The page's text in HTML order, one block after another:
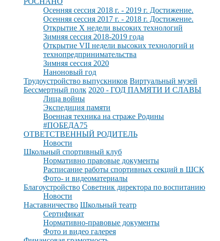
Осенняя сессия 2018 г. - 2019 г. Достижение.
Осенняя сессия 2017 г. - 2018 г. Достижение.
Открытие X недели высоких технологий
Зимняя сессия 2018-2019 года
Открытие VII недели высоких технологий и
технопредпринимательства
Зимняя сессия 2020
Наноновый год
Трудоустройство выпускников Виртуальный музей
Бессмертный полк 2020 - ГОД ПАМЯТИ И СЛАВЫ
Лица войны
Экспедиция памяти
Военная техника на страже Родины
#ПОБЕДА75
ОТВЕТСТВЕННЫЙ РОДИТЕЛЬ
Новости
Школьный спортивный клуб
Нормативно правовые документы
Расписание работы спортивных секций в ШСК
Фото- и видеоматериалы
Благоустройство Советник директора по воспитанию
Новости
Наставничество Школьный театр
Сертификат
Нормативно-правовые документы
Фото и видео галерея